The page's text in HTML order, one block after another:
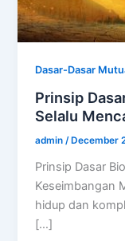
Dasar-Dasar
Prinsip
Selalu
admin/ December
Prinsip Dasar
Keseimbangan
hidup dan
[…]